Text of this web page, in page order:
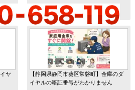
ヤ
【静岡県静岡市葵区常磐町】金庫のダ
イヤルの暗証番号がわかりません